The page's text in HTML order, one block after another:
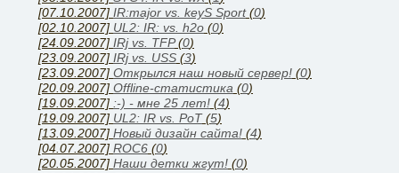
[07.10.2007] IR:major vs. keyS Sport(0)
[02.10.2007] UL2: IR: vs. h2o (0)
[24.09.2007] IRj vs. TFP(0)
[23.09.2007] IRj vs. USS (3)
[23.09.2007] Открылся наш новый сервер! (0)
[20.09.2007] Offline-статистика (0)
[19.09.2007] :-) - мне 25 лет! (4)
[19.09.2007] UL2: IR vs. PoT(5)
[13.09.2007] Новый дизайн сайта! (4)
[04.07.2007] ROC6 (0)
[20.05.2007] Наши детки жгут! (0)